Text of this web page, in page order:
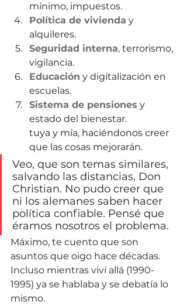
mínimo, impuestos.
Política de vivienda y
alquileres.
Seguridad interna, terrorismo,
vigilancia.
Educación y digitalización en
escuelas.
Sistema de pensiones y
estado del bienestar.
tuya y mía, haciéndonos creer
que las cosas mejorarán.
Veo, que son temas similares,
salvando las distancias, Don
Christian. No pudo creer que
ni los alemanes saben hacer
política confiable. Pensé que
éramos nosotros el problema.
Máximo, te cuento que son
asuntos que oigo hace décadas.
Incluso mientras viví allá (1990-
1995) ya se hablaba y se debatía lo
mismo.